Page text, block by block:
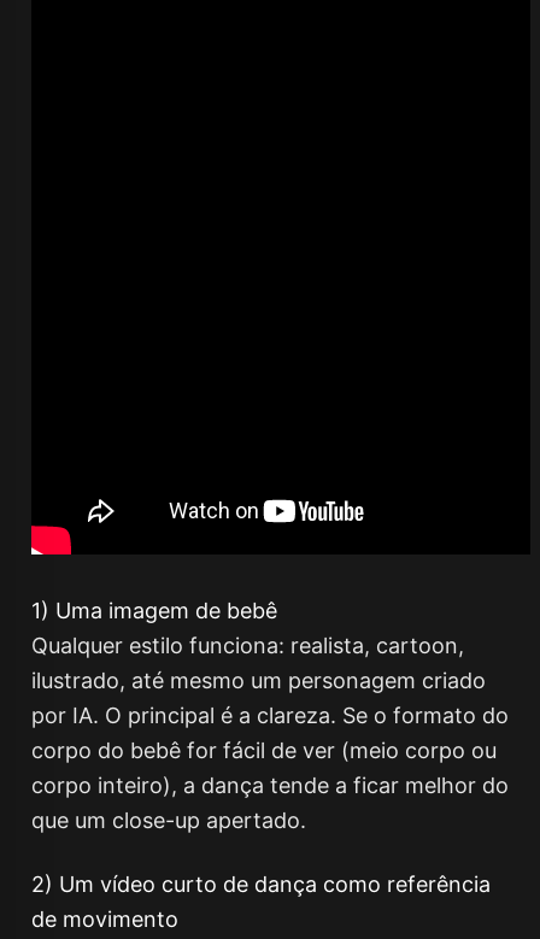
1) Uma imagem de bebê
Qualquer estilo funciona: realista, cartoon,
ilustrado, até mesmo um personagem criado
por IA. O principal é a clareza. Se o formato do
corpo do bebê for fácil de ver (meio corpo ou
corpo inteiro), a dança tende a ficar melhor do
que um close-up apertado.
2) Um vídeo curto de dança como referência
de movimento